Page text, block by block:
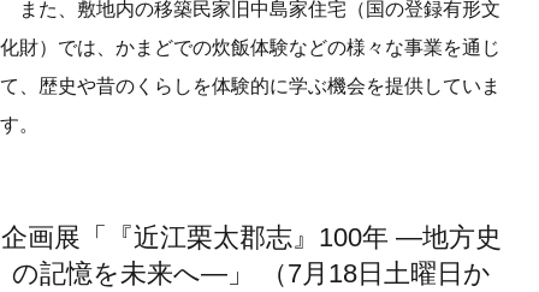
また、敷地内の移築民家旧中島家住宅（国の登録有形文
化財）では、かまどでの炊飯体験などの様々な事業を通じ
て、歴史や昔のくらしを体験的に学ぶ機会を提供していま
す。
企画展「『近江栗太郡志』100年 ―地方史
の記憶を未来へ―」 （7月18日土曜日か